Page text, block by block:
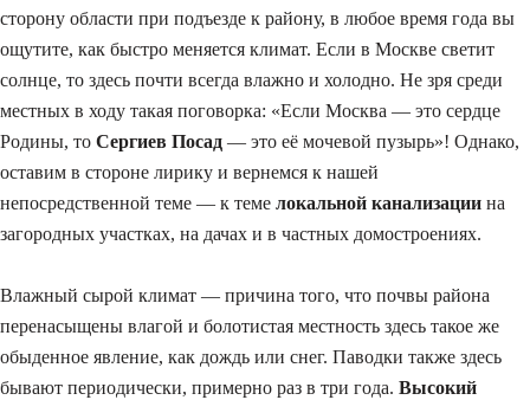
сторону области при подъезде к району, в любое время года вы
ощутите, как быстро меняется климат. Если в Москве светит
солнце, то здесь почти всегда влажно и холодно. Не зря среди
местных в ходу такая поговорка: «Если Москва — это сердце
Родины, то Сергиев Посад — это её мочевой пузырь»! Однако,
оставим в стороне лирику и вернемся к нашей
непосредственной теме — к теме локальной канализации на
загородных участках, на дачах и в частных домостроениях.
Влажный сырой климат — причина того, что почвы района
перенасыщены влагой и болотистая местность здесь такое же
обыденное явление, как дождь или снег. Паводки также здесь
бывают периодически, примерно раз в три года. Высокий